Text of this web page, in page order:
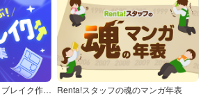
出版社が選ぶ！ネクストブレイク作品特集 Renta!スタッフの魂のマンガ年表